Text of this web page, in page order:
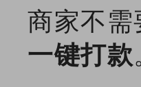
商家不
一键打款